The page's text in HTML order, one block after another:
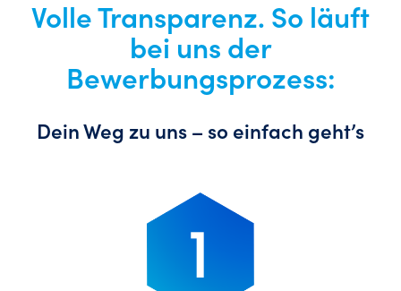
Volle Transparenz. So läuft
bei uns der
Bewerbungsprozess:
Dein Weg zu uns – so einfach geht’s